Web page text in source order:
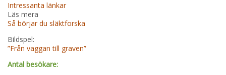
Intressanta länkar
Läs mera
Så börjar du släktforska
Bildspel:
”Från vaggan till graven”
Antal besökare: